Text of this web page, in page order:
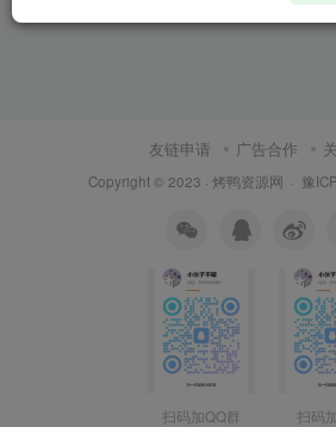
友链申请 广告合作
Copyright © 2023 · 烤鸭资源网 · 豫
扫码加QQ群 扫码